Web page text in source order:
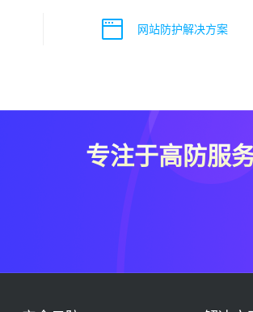
网站防护解决方案
专注于高防服